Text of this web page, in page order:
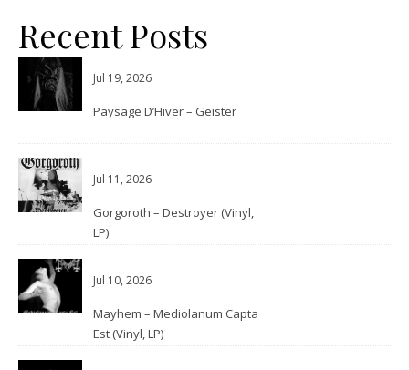
Recent Posts
Jul 19, 2026
Paysage D’Hiver – Geister
Jul 11, 2026
Gorgoroth – Destroyer (Vinyl,
LP)
Jul 10, 2026
Mayhem – Mediolanum Capta
Est (Vinyl, LP)